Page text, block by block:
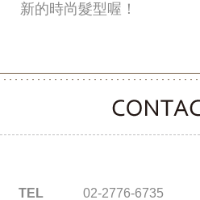
新的時尚髮型喔！
CONTACT
TEL 02-2776-6735